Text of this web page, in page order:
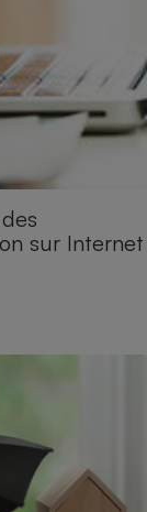
sur Internet